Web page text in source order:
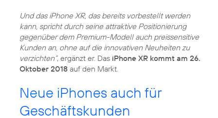
Und das iPhone XR, das bereits vorbestellt werden
kann, spricht durch seine attraktive Positionierung
gegenüber dem Premium-Modell auch preissensitive
Kunden an, ohne auf die innovativen Neuheiten zu
verzichten“, ergänzt er. Das iPhone XR kommt am 26.
Oktober 2018 auf den Markt.
Neue iPhones auch für
Geschäftskunden